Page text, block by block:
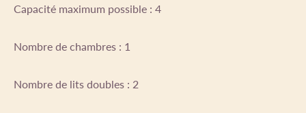
Capacité maximum possible : 4
Nombre de chambres : 1
Nombre de lits doubles : 2